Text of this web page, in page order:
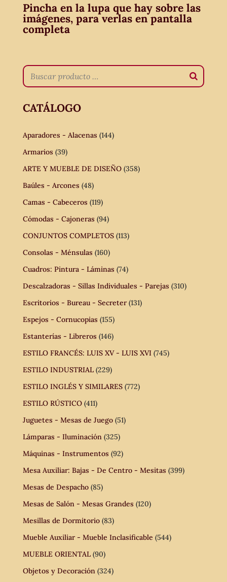
Pincha en la lupa que hay sobre las
imágenes, para verlas en pantalla
completa
CATÁLOGO
Aparadores - Alacenas (144)
Armarios (39)
ARTE Y MUEBLE DE DISEÑO (358)
Baúles - Arcones (48)
Camas - Cabeceros (119)
Cómodas - Cajoneras (94)
CONJUNTOS COMPLETOS (113)
Consolas - Ménsulas (160)
Cuadros: Pintura - Láminas (74)
Descalzadoras - Sillas Individuales - Parejas (310)
Escritorios - Bureau - Secreter (131)
Espejos - Cornucopias (155)
Estanterías - Libreros (146)
ESTILO FRANCÉS: LUIS XV - LUIS XVI (745)
ESTILO INDUSTRIAL (229)
ESTILO INGLÉS Y SIMILARES (772)
ESTILO RÚSTICO (411)
Juguetes - Mesas de Juego (51)
Lámparas - Iluminación (325)
Máquinas - Instrumentos (92)
Mesa Auxiliar: Bajas - De Centro - Mesitas (399)
Mesas de Despacho (85)
Mesas de Salón - Mesas Grandes (120)
Mesillas de Dormitorio (83)
Mueble Auxiliar - Mueble Inclasificable (544)
MUEBLE ORIENTAL (90)
Objetos y Decoración (324)